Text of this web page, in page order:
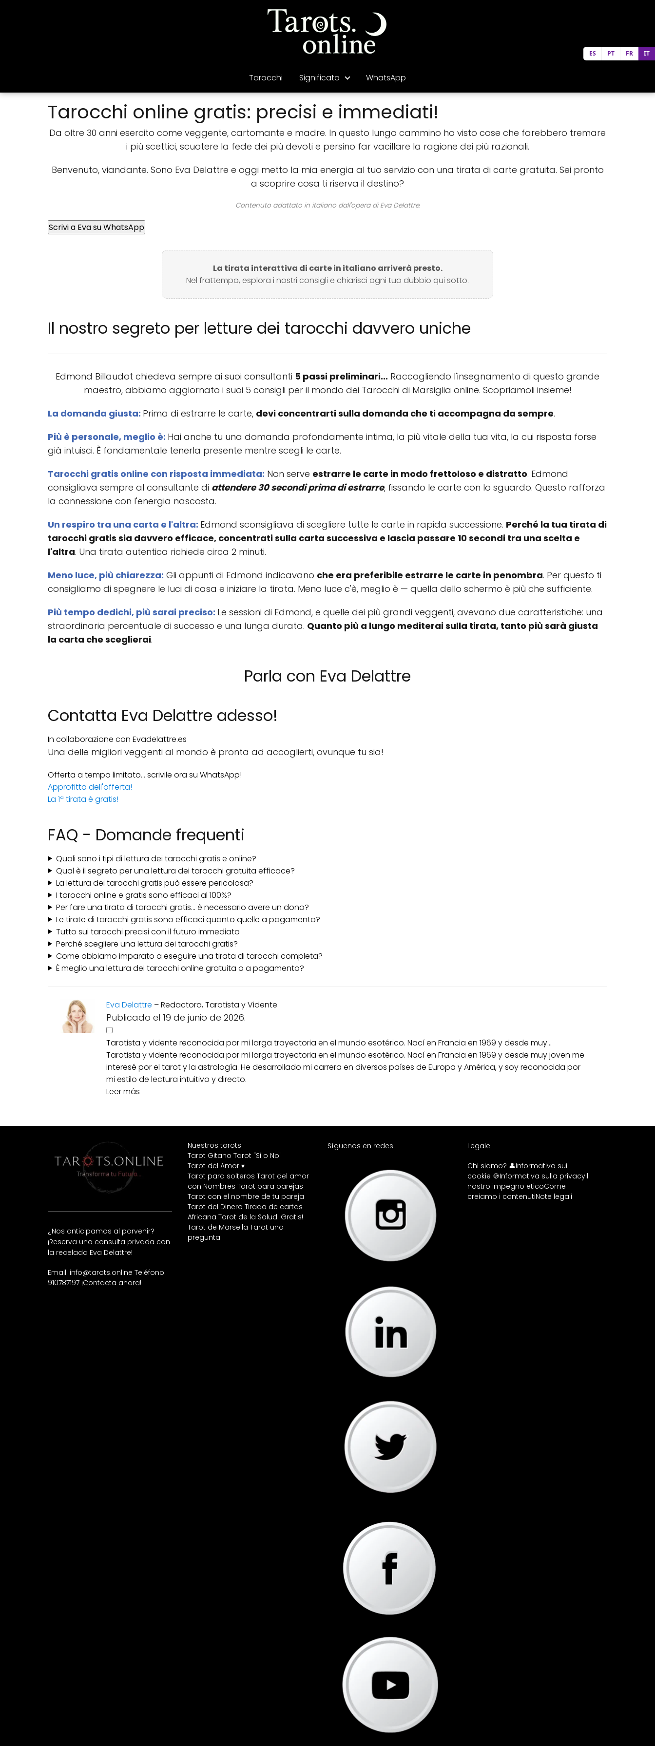
Tarocchi Significato WhatsApp
Tarocchi online gratis: precisi e immediati!
Da oltre 30 anni esercito come veggente, cartomante e madre. In questo lungo cammino ho visto cose che farebbero tremare
i più scettici, scuotere la fede dei più devoti e persino far vacillare la ragione dei più razionali.
Benvenuto, viandante. Sono Eva Delattre e oggi metto la mia energia al tuo servizio con una tirata di carte gratuita. Sei pronto
a scoprire cosa ti riserva il destino?
Contenuto adattato in italiano dall'opera di Eva Delattre.
Scrivi a Eva su WhatsApp
La tirata interattiva di carte in italiano arriverà presto.
Nel frattempo, esplora i nostri consigli e chiarisci ogni tuo dubbio qui sotto.
Il nostro segreto per letture dei tarocchi davvero uniche
Edmond Billaudot chiedeva sempre ai suoi consultanti 5 passi preliminari... Raccogliendo l'insegnamento di questo grande
maestro, abbiamo aggiornato i suoi 5 consigli per il mondo dei Tarocchi di Marsiglia online. Scopriamoli insieme!
La domanda giusta: Prima di estrarre le carte, devi concentrarti sulla domanda che ti accompagna da sempre.
Più è personale, meglio è: Hai anche tu una domanda profondamente intima, la più vitale della tua vita, la cui risposta forse
già intuisci. È fondamentale tenerla presente mentre scegli le carte.
Tarocchi gratis online con risposta immediata: Non serve estrarre le carte in modo frettoloso e distratto. Edmond
consigliava sempre al consultante di attendere 30 secondi prima di estrarre, fissando le carte con lo sguardo. Questo rafforza
la connessione con l'energia nascosta.
Un respiro tra una carta e l'altra: Edmond sconsigliava di scegliere tutte le carte in rapida successione. Perché la tua tirata di
tarocchi gratis sia davvero efficace, concentrati sulla carta successiva e lascia passare 10 secondi tra una scelta e
l'altra. Una tirata autentica richiede circa 2 minuti.
Meno luce, più chiarezza: Gli appunti di Edmond indicavano che era preferibile estrarre le carte in penombra. Per questo ti
consigliamo di spegnere le luci di casa e iniziare la tirata. Meno luce c'è, meglio è — quella dello schermo è più che sufficiente.
Più tempo dedichi, più sarai preciso: Le sessioni di Edmond, e quelle dei più grandi veggenti, avevano due caratteristiche: una
straordinaria percentuale di successo e una lunga durata. Quanto più a lungo mediterai sulla tirata, tanto più sarà giusta
la carta che sceglierai.
Parla con Eva Delattre
Contatta Eva Delattre adesso!
In collaborazione con Evadelattre.es
Una delle migliori veggenti al mondo è pronta ad accoglierti, ovunque tu sia!
Offerta a tempo limitato... scrivile ora su WhatsApp!
Approfitta dell'offerta!
La 1ª tirata è gratis!
FAQ - Domande frequenti
Quali sono i tipi di lettura dei tarocchi gratis e online?
Qual è il segreto per una lettura dei tarocchi gratuita efficace?
La lettura dei tarocchi gratis può essere pericolosa?
I tarocchi online e gratis sono efficaci al 100%?
Per fare una tirata di tarocchi gratis... è necessario avere un dono?
Le tirate di tarocchi gratis sono efficaci quanto quelle a pagamento?
Tutto sui tarocchi precisi con il futuro immediato
Perché scegliere una lettura dei tarocchi gratis?
Come abbiamo imparato a eseguire una tirata di tarocchi completa?
È meglio una lettura dei tarocchi online gratuita o a pagamento?
Eva Delattre –Redactora, Tarotista y Vidente
Publicado el 19 de junio de 2026.
Tarotista y vidente reconocida por mi larga trayectoria en el mundo esotérico. Nací en Francia en 1969 y desde muy...
Tarotista y vidente reconocida por mi larga trayectoria en el mundo esotérico. Nací en Francia en 1969 y desde muy joven me
interesé por el tarot y la astrología. He desarrollado mi carrera en diversos países de Europa y América, y soy reconocida por
mi estilo de lectura intuitivo y directo.
Leer más
¿Nos anticipamos al porvenir?
¡Reserva una consulta privada con
la recelada Eva Delattre!
Email: info@tarots.online Teléfono:
910787197 ¡Contacta ahora!
Nuestros tarots
Tarot Gitano Tarot "Si o No"
Tarot del Amor ▾
Tarot para solteros Tarot del amor
con Nombres Tarot para parejas
Tarot con el nombre de tu pareja
Tarot del Dinero Tirada de cartas
Africana Tarot de la Salud ¡Gratis!
Tarot de Marsella Tarot una
pregunta
Síguenos en redes: Legale:
Chi siamo? 👤Informativa sui
cookie 🍪Informativa sulla privacyIl
nostro impegno eticoCome
creiamo i contenutiNote legali
ES PT FR IT